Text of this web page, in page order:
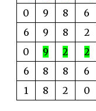
0
9 8
6
6
9 8
2
0
9 2
2
6
8 8
6
1
8 2 0